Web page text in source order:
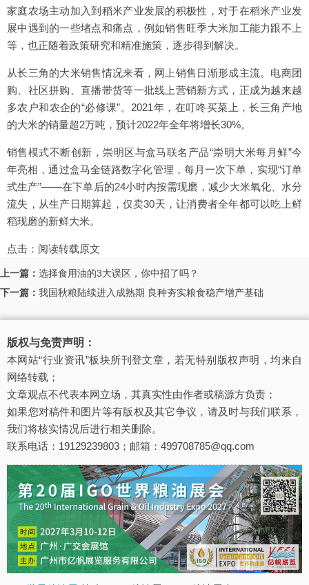
家庭农场主动加入到稻米产业发展的积极性，对于在稻米产业发
展中遇到的一些堵点和痛点，例如销售旺季大米加工能力跟不上
等，也正随着政策研究和精准施策，逐步得到解决。
从长三角的大米销售情况来看，网上销售日渐形成主流。电商团
购、社区拼购、直播带货等一批线上营销新方式，正成为越来越
多农户和农企的“必修课”。2021年，在叮咚买菜上，长三角产地
的大米的销量超2万吨，预计2022年全年将增长30%。
销售模式不断创新，崇明区与盒马联名产品“崇明大米每月鲜”今
年亮相，通过盒马全链路数字化管理，每月一次下单，实现“订单
式生产”——在下单后的24小时内按需现磨，减少大米氧化、水分
流失，从生产日期算起，仅卖30天，让消费者全年都可以吃上鲜
稻现磨的新鲜大米。
点击： 阅读转载原文
上一篇： 选择食用油的3大误区，你中招了吗？
下一篇： 我国秋粮陆续进入成熟期 良种夯实粮食稳产增产基础
版权与免责声明：
本网站“行业资讯”板块所刊登文章，若无特别版权声明，均来自
网络转载；
文章观点不代表本网立场，其真实性由作者或稿源方负责；
如果您对稿件和图片等有版权及其它争议，请及时与我们联系，
我们将核实情况后进行相关删除。
联系电话：19129239803；邮箱：499708785@qq.com